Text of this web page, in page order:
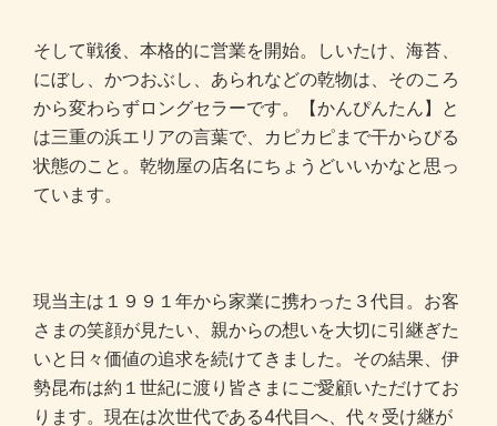
そして戦後、本格的に営業を開始。しいたけ、海苔、
にぼし、かつおぶし、あられなどの乾物は、そのころ
から変わらずロングセラーです。【かんぴんたん】と
は三重の浜エリアの言葉で、カピカピまで干からびる
状態のこと。乾物屋の店名にちょうどいいかなと思っ
ています。
現当主は１９９１年から家業に携わった３代目。お客
さまの笑顔が見たい、親からの想いを大切に引継ぎた
いと日々価値の追求を続けてきました。その結果、伊
勢昆布は約１世紀に渡り皆さまにご愛顧いただけてお
ります。現在は次世代である4代目へ、代々受け継が